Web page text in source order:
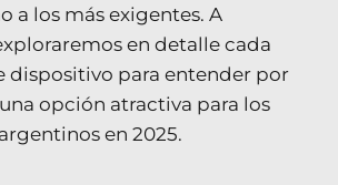
a los más exigentes. A
en detalle cada
dispositivo para entender por
opción atractiva para los
en 2025.